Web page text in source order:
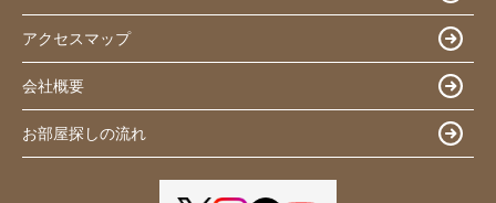
アクセスマップ
会社概要
お部屋探しの流れ